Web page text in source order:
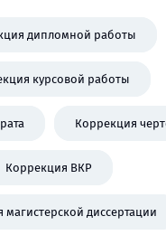
дипломной работы
курсовой работы
Коррекция
Коррекция ВКР
магистерской диссертации